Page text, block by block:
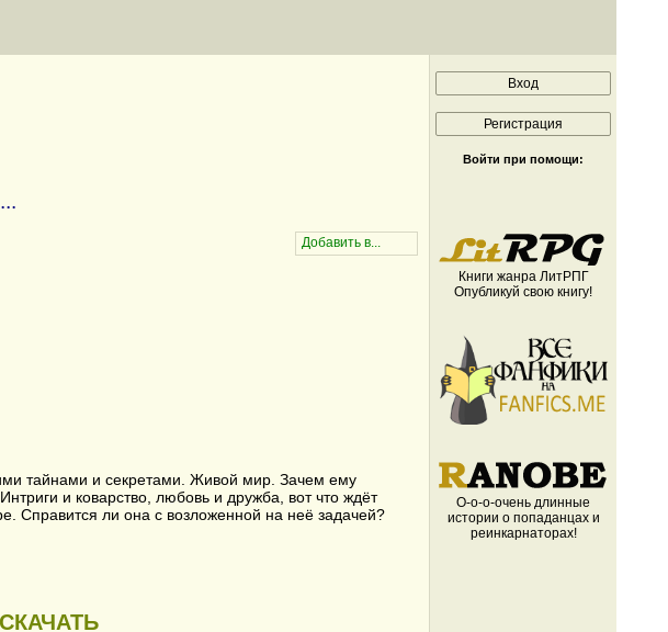
тайнами и секретами. Живой мир. Зачем ему
и коварство, любовь и дружба, вот что ждёт
Справится ли она с возложенной на неё задачей?
СКАЧАТЬ
Войти при помощи:
Книги жанра ЛитРПГ
Опубликуй свою книгу!
О-о-о-очень длинные
истории о попаданцах и
реинкарнаторах!